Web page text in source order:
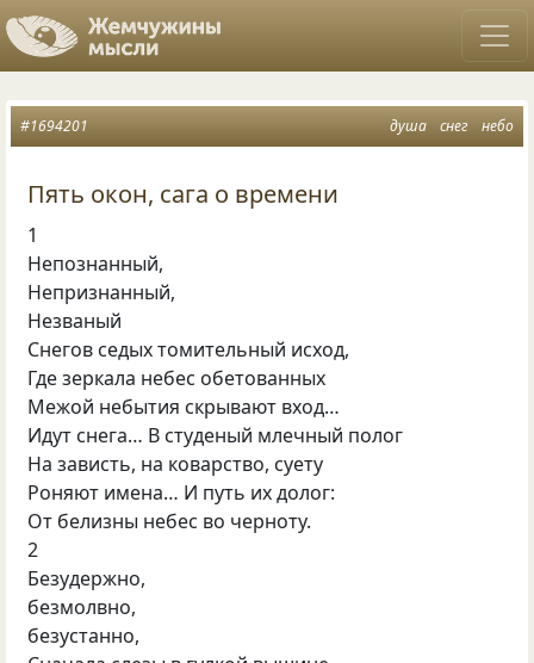
душа снег небо
#1694201
Пять окон, сага о времени
1
Непознанный,
Непризнанный,
Незваный
Снегов седых томительный исход,
Где зеркала небес обетованных
Межой небытия скрывают вход…
Идут снега… В студеный млечный полог
На зависть, на коварство, суету
Роняют имена… И путь их долог:
От белизны небес во черноту.
2
Безудержно,
безмолвно,
безустанно,